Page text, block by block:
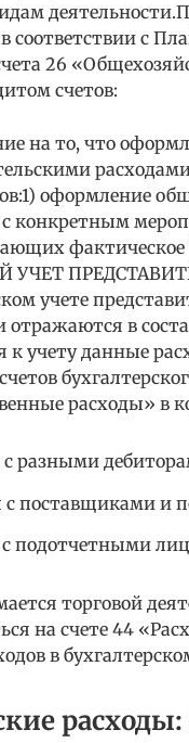
соответствии с
26
счетов:
на то, что
оформление
конкретным
УЧЕТ
учете
отражаются в
учету данные
расходы» в
с разными
с поставщиками и
с подотчетными
торговой
на счете 44
в